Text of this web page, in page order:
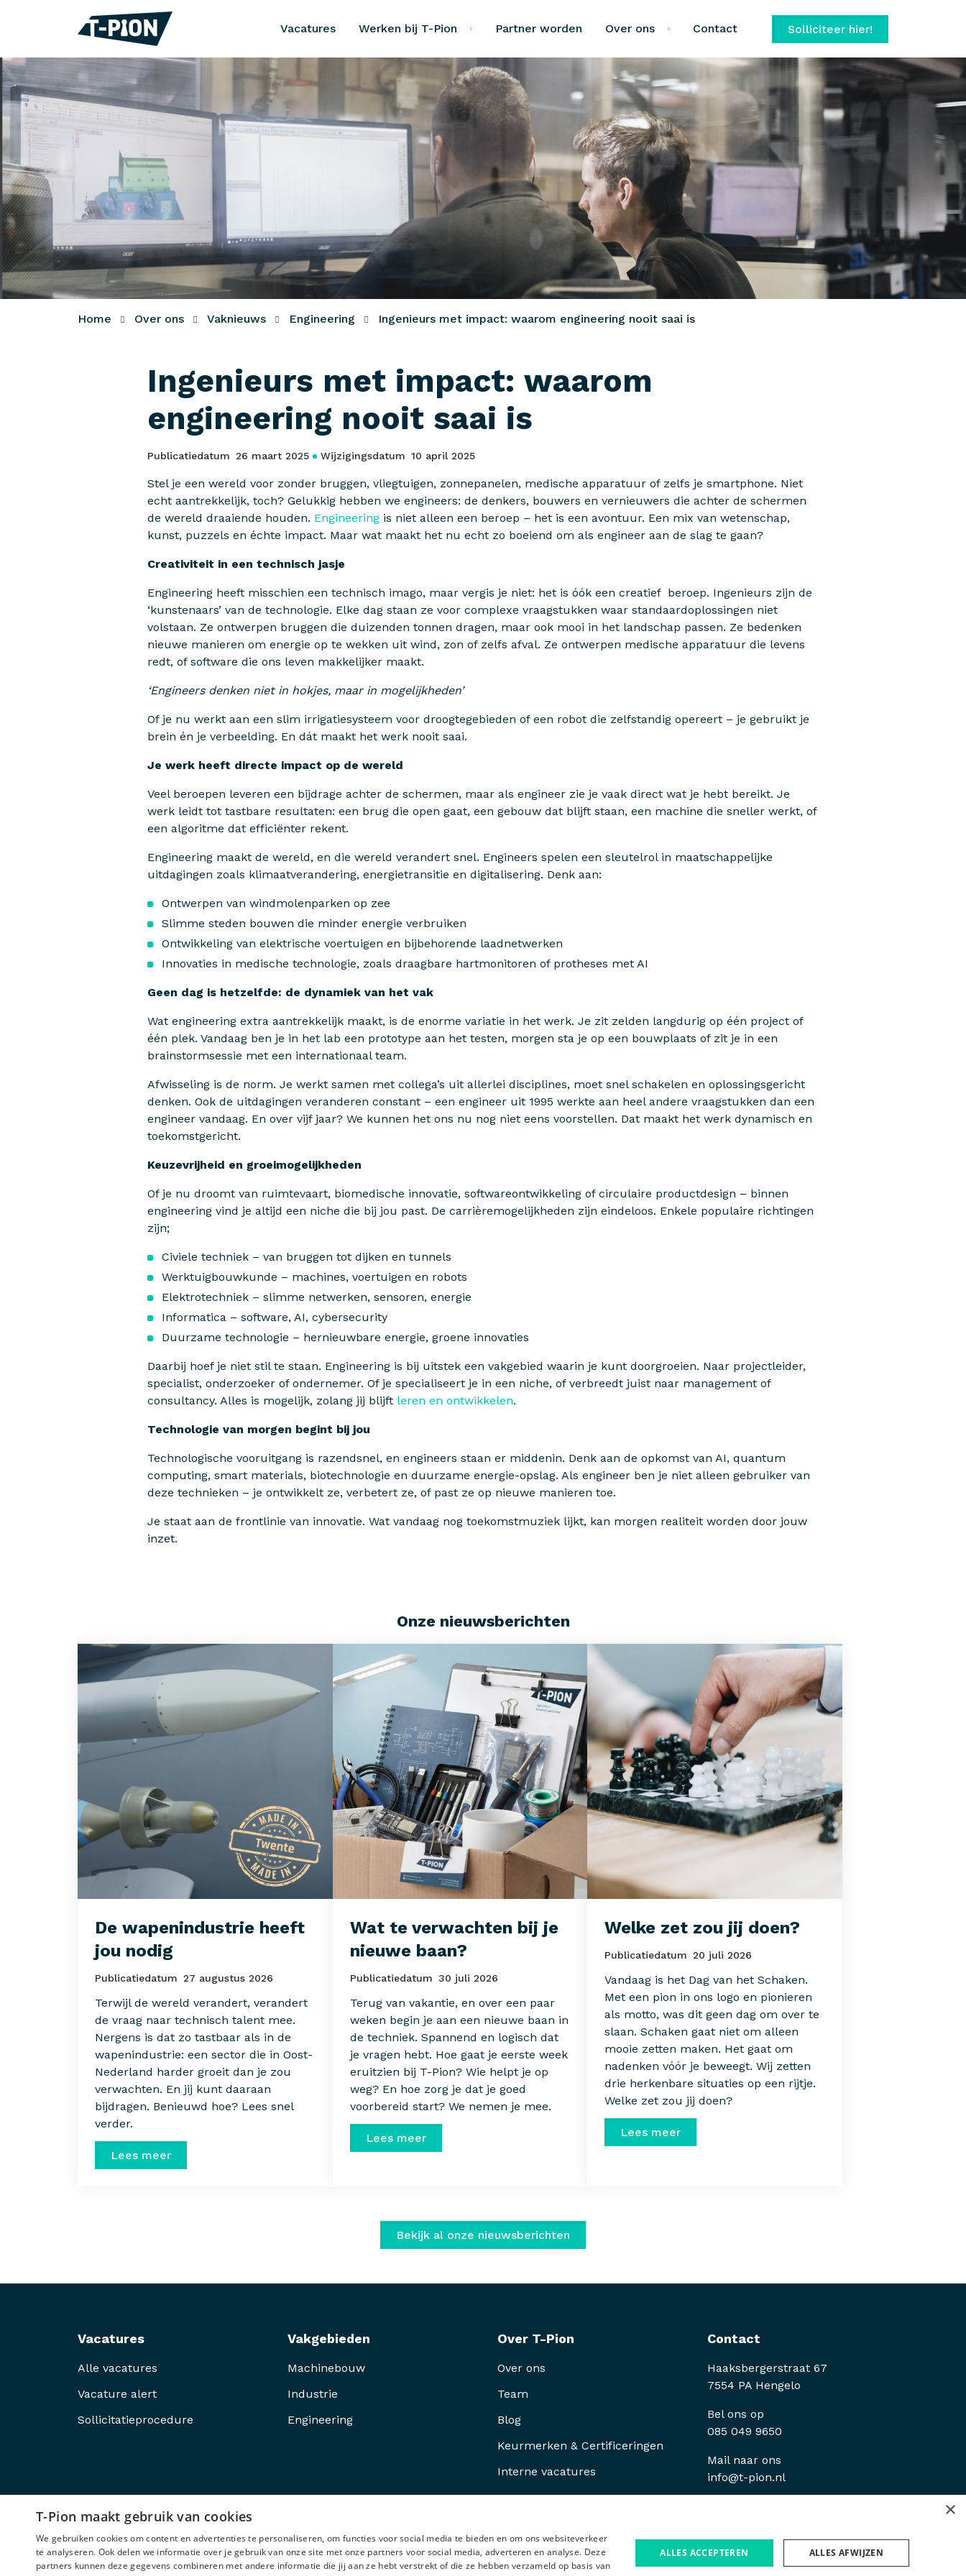
Vacatures Werken bij T-Pion Partner worden Over ons Contact Solliciteer hier!
Home Over ons Vaknieuws Engineering Ingenieurs met impact: waarom engineering nooit saai is
Ingenieurs met impact: waarom
engineering nooit saai is
Publicatiedatum 26 maart 2025 Wijzigingsdatum 10 april 2025
Stel je een wereld voor zonder bruggen, vliegtuigen, zonnepanelen, medische apparatuur of zelfs je smartphone. Niet
echt aantrekkelijk, toch? Gelukkig hebben we engineers: de denkers, bouwers en vernieuwers die achter de schermen
de wereld draaiende houden. Engineering is niet alleen een beroep – het is een avontuur. Een mix van wetenschap,
kunst, puzzels en échte impact. Maar wat maakt het nu echt zo boeiend om als engineer aan de slag te gaan?
Creativiteit in een technisch jasje
Engineering heeft misschien een technisch imago, maar vergis je niet: het is óók een creatief beroep. Ingenieurs zijn de
‘kunstenaars’ van de technologie. Elke dag staan ze voor complexe vraagstukken waar standaardoplossingen niet
volstaan. Ze ontwerpen bruggen die duizenden tonnen dragen, maar ook mooi in het landschap passen. Ze bedenken
nieuwe manieren om energie op te wekken uit wind, zon of zelfs afval. Ze ontwerpen medische apparatuur die levens
redt, of software die ons leven makkelijker maakt.
‘Engineers denken niet in hokjes, maar in mogelijkheden’
Of je nu werkt aan een slim irrigatiesysteem voor droogtegebieden of een robot die zelfstandig opereert – je gebruikt je
brein én je verbeelding. En dát maakt het werk nooit saai.
Je werk heeft directe impact op de wereld
Veel beroepen leveren een bijdrage achter de schermen, maar als engineer zie je vaak direct wat je hebt bereikt. Je
werk leidt tot tastbare resultaten: een brug die open gaat, een gebouw dat blijft staan, een machine die sneller werkt, of
een algoritme dat efficiënter rekent.
Engineering maakt de wereld, en die wereld verandert snel. Engineers spelen een sleutelrol in maatschappelijke
uitdagingen zoals klimaatverandering, energietransitie en digitalisering. Denk aan:
Ontwerpen van windmolenparken op zee
Slimme steden bouwen die minder energie verbruiken
Ontwikkeling van elektrische voertuigen en bijbehorende laadnetwerken
Innovaties in medische technologie, zoals draagbare hartmonitoren of protheses met AI
Geen dag is hetzelfde: de dynamiek van het vak
Wat engineering extra aantrekkelijk maakt, is de enorme variatie in het werk. Je zit zelden langdurig op één project of
één plek. Vandaag ben je in het lab een prototype aan het testen, morgen sta je op een bouwplaats of zit je in een
brainstormsessie met een internationaal team.
Afwisseling is de norm. Je werkt samen met collega’s uit allerlei disciplines, moet snel schakelen en oplossingsgericht
denken. Ook de uitdagingen veranderen constant – een engineer uit 1995 werkte aan heel andere vraagstukken dan een
engineer vandaag. En over vijf jaar? We kunnen het ons nu nog niet eens voorstellen. Dat maakt het werk dynamisch en
toekomstgericht.
Keuzevrijheid en groeimogelijkheden
Of je nu droomt van ruimtevaart, biomedische innovatie, softwareontwikkeling of circulaire productdesign – binnen
engineering vind je altijd een niche die bij jou past. De carrièremogelijkheden zijn eindeloos. Enkele populaire richtingen
zijn;
Civiele techniek – van bruggen tot dijken en tunnels
Werktuigbouwkunde – machines, voertuigen en robots
Elektrotechniek – slimme netwerken, sensoren, energie
Informatica – software, AI, cybersecurity
Duurzame technologie – hernieuwbare energie, groene innovaties
Daarbij hoef je niet stil te staan. Engineering is bij uitstek een vakgebied waarin je kunt doorgroeien. Naar projectleider,
specialist, onderzoeker of ondernemer. Of je specialiseert je in een niche, of verbreedt juist naar management of
consultancy. Alles is mogelijk, zolang jij blijft leren en ontwikkelen.
Technologie van morgen begint bij jou
Technologische vooruitgang is razendsnel, en engineers staan er middenin. Denk aan de opkomst van AI, quantum
computing, smart materials, biotechnologie en duurzame energie-opslag. Als engineer ben je niet alleen gebruiker van
deze technieken – je ontwikkelt ze, verbetert ze, of past ze op nieuwe manieren toe.
Je staat aan de frontlinie van innovatie. Wat vandaag nog toekomstmuziek lijkt, kan morgen realiteit worden door jouw
inzet.
Onze nieuwsberichten
De wapenindustrie heeft
jou nodig
Publicatiedatum 27 augustus 2026
Terwijl de wereld verandert, verandert
de vraag naar technisch talent mee.
Nergens is dat zo tastbaar als in de
wapenindustrie: een sector die in Oost-
Nederland harder groeit dan je zou
verwachten. En jij kunt daaraan
bijdragen. Benieuwd hoe? Lees snel
verder.
Lees meer
Wat te verwachten bij je
nieuwe baan?
Publicatiedatum 30 juli 2026
Terug van vakantie, en over een paar
weken begin je aan een nieuwe baan in
de techniek. Spannend en logisch dat
je vragen hebt. Hoe gaat je eerste week
eruitzien bij T-Pion? Wie helpt je op
weg? En hoe zorg je dat je goed
voorbereid start? We nemen je mee.
Lees meer
Welke zet zou jij doen?
Publicatiedatum 20 juli 2026
Vandaag is het Dag van het Schaken.
Met een pion in ons logo en pionieren
als motto, was dit geen dag om over te
slaan. Schaken gaat niet om alleen
mooie zetten maken. Het gaat om
nadenken vóór je beweegt. Wij zetten
drie herkenbare situaties op een rijtje.
Welke zet zou jij doen?
Lees meer
Bekijk al onze nieuwsberichten
Vacatures
Alle vacatures
Vacature alert
Sollicitatieprocedure
Vakgebieden
Machinebouw
Industrie
Engineering
Over T-Pion
Over ons
Team
Blog
Keurmerken & Certificeringen
Interne vacatures
Contact
Haaksbergerstraat 67
7554 PA Hengelo
Bel ons op
085 049 9650
Mail naar ons
info@t-pion.nl
×
T-Pion maakt gebruik van cookies
We gebruiken cookies om content en advertenties te personaliseren, om functies voor social media te bieden en om ons websiteverkeer
te analyseren. Ook delen we informatie over je gebruik van onze site met onze partners voor social media, adverteren en analyse. Deze
partners kunnen deze gegevens combineren met andere informatie die jij aan ze hebt verstrekt of die ze hebben verzameld op basis van
ALLES ACCEPTEREN ALLES AFWIJZEN